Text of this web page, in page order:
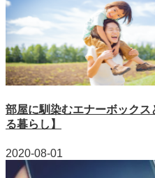
部屋に馴染むエナーボック
る暮らし】
2020-08-01